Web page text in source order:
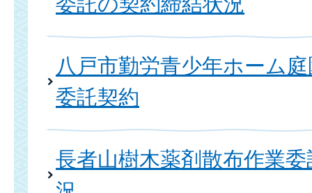
八戸市勤労青少年ホーム
委託契約
長者山樹木薬剤散布作業